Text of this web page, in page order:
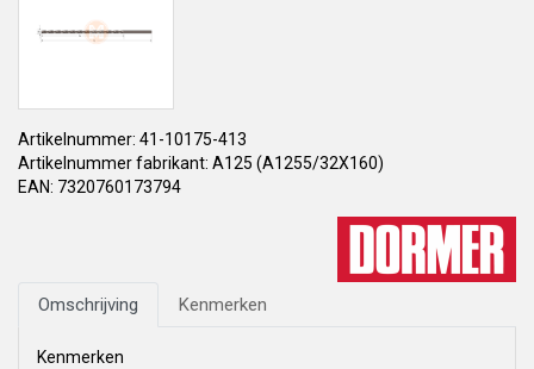
Artikelnummer: 41-10175-413
Artikelnummer fabrikant: A125 (A1255/32X160)
EAN: 7320760173794
Omschrijving Kenmerken
Kenmerken